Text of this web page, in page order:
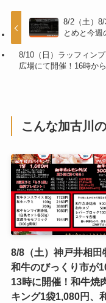
8/2（土）
とめと今週
8/10（日）ラッフィン
広場にて開催！16時から
こんな加古川
8/8（土）神戸井相田
和牛のびっくり市が
13時に開催！和牛焼
キング1袋1,080円、